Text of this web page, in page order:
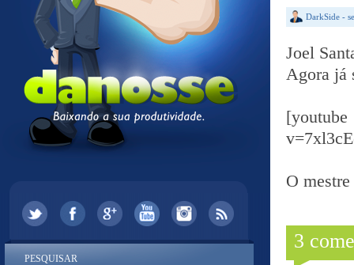
DarkSide -
Joel
Agora já
O
3
PESQUISAR